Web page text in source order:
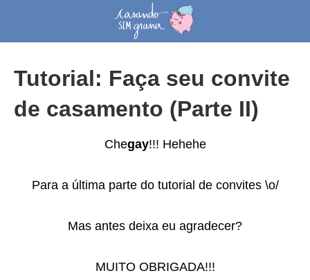
Tutorial: Faça seu convite
de casamento (Parte II)
Chegay!!! Hehehe
Para a última parte do tutorial de convites \o/
Mas antes deixa eu agradecer?
MUITO OBRIGADA!!!